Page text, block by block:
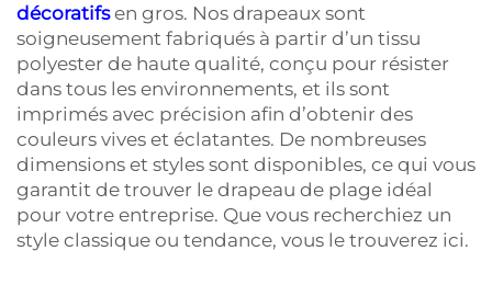
décoratifsen gros. Nos drapeaux sont
soigneusement fabriqués à partir d’un tissu
polyester de haute qualité, conçu pour résister
dans tous les environnements, et ils sont
imprimés avec précision afin d’obtenir des
couleurs vives et éclatantes. De nombreuses
dimensions et styles sont disponibles, ce qui vous
garantit de trouver le drapeau de plage idéal
pour votre entreprise. Que vous recherchiez un
style classique ou tendance, vous le trouverez ici.